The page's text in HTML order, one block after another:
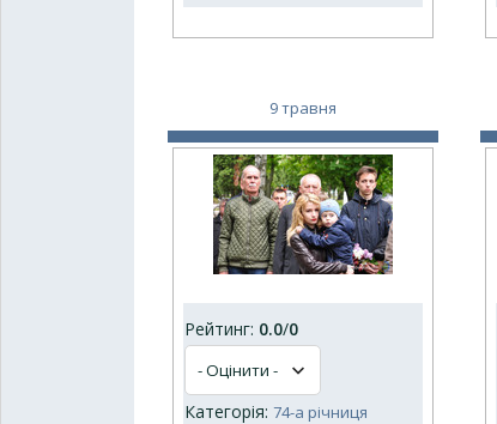
9 травня
Рейтинг: 0.0/0
Категорія: 74-а річниця